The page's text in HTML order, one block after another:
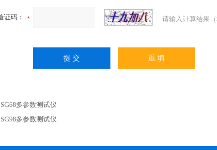
证码： 请输入计算结果
SG68多参数测试仪
SG98多参数测试仪